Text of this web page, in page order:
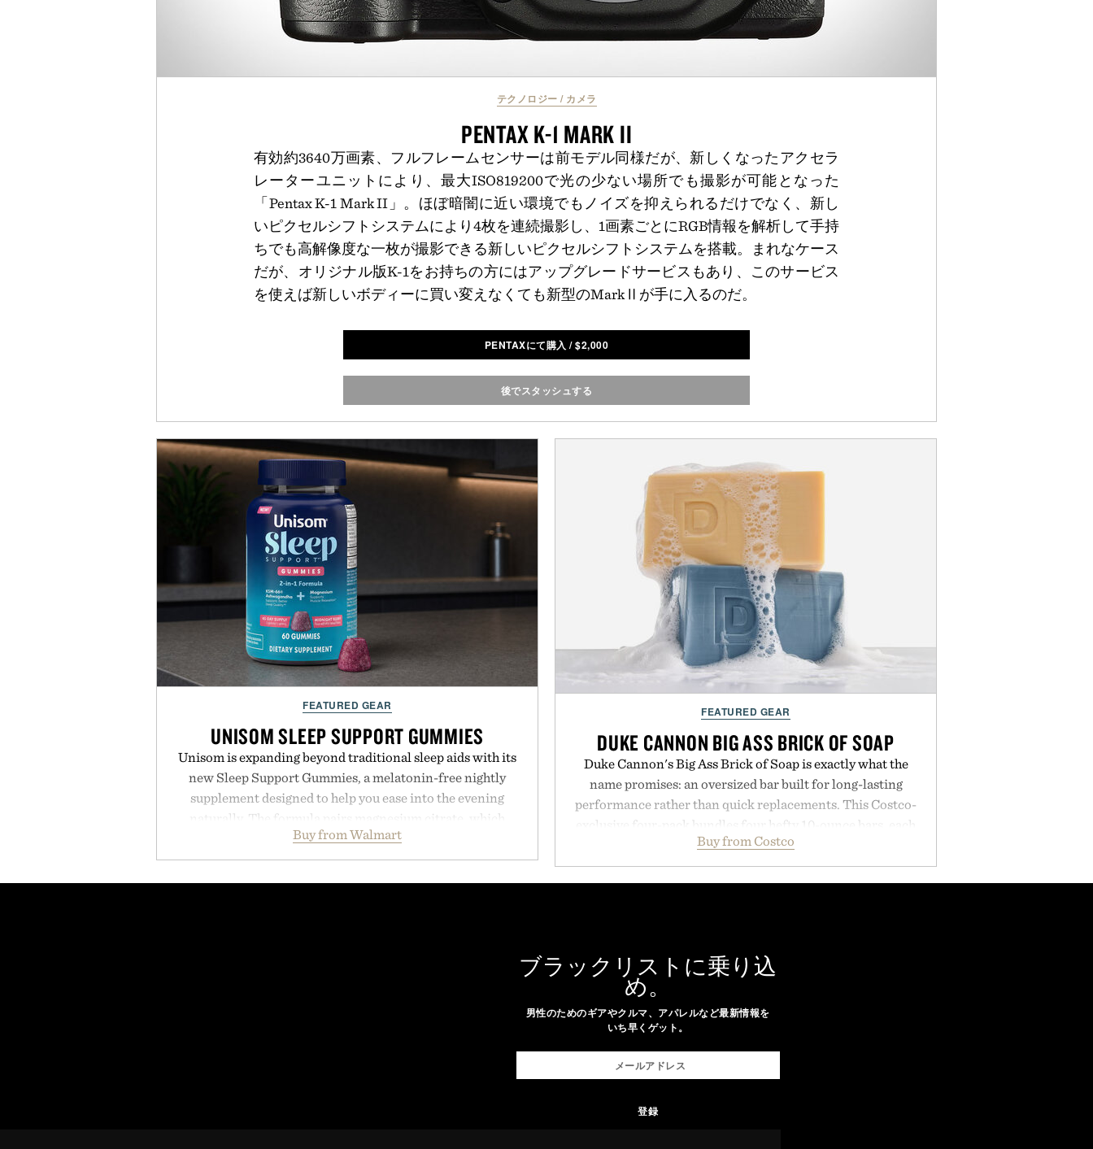
テクノロジー / カメラ
PENTAX K-1 MARK II
有効約3640万画素、フルフレームセンサーは前モデル同様だが、新しくなったアクセラ
レーターユニットにより、最大ISO819200で光の少ない場所でも撮影が可能となった
「Pentax K-1 Mark II」。ほぼ暗闇に近い環境でもノイズを抑えられるだけでなく、新し
いピクセルシフトシステムにより4枚を連続撮影し、1画素ごとにRGB情報を解析して手持
ちでも高解像度な一枚が撮影できる新しいピクセルシフトシステムを搭載。まれなケース
だが、オリジナル版K-1をお持ちの方にはアップグレードサービスもあり、このサービス
を使えば新しいボディーに買い変えなくても新型のMarkⅡが手に入るのだ。
PENTAXにて購入 /$2,000
後でスタッシュする
FEATURED GEAR
UNISOM SLEEP SUPPORT GUMMIES
Unisom is expanding beyond traditional sleep aids with its
new Sleep Support Gummies, a melatonin-free nightly
supplement designed to help you ease into the evening
naturally. The formula pairs magnesium citrate, which
supports muscle relaxation and the body's natural
melatonin production, with clinically tested KSM-66
ashwagandha to help manage occasional stress and promote
Buy from Walmart
FEATURED GEAR
DUKE CANNON BIG ASS BRICK OF SOAP
Duke Cannon's Big Ass Brick of Soap is exactly what the
name promises: an oversized bar built for long-lasting
performance rather than quick replacements. This Costco-
exclusive four-pack bundles four hefty 10-ounce bars, each
crafted to deliver a rich lather and substantial feel that
easily outlasts ordinary soap. With bold signature scents
and the brand's unmistakably no-nonsense approach to
Presented by Duke Cannon.
Buy from Costco
ブラックリストに乗り込
め。
男性のためのギアやクルマ、アパレルなど最新情報を
いち早くゲット。